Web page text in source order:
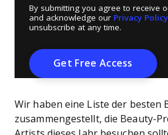
By submitting you agree to receive
and acknowledge our Privacy Policy
unsubscribe at any time.
Wir haben eine Liste der besten
zusammengestellt, die Beauty-